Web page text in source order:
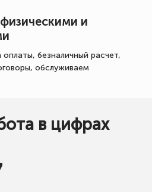
и
безналичный расчет,
обслуживаем
в цифрах